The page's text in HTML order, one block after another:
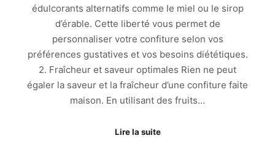
édulcorants alternatifs comme le miel ou le sirop
d’érable. Cette liberté vous permet de
personnaliser votre confiture selon vos
préférences gustatives et vos besoins diététiques.
2. Fraîcheur et saveur optimales Rien ne peut
égaler la saveur et la fraîcheur d’une confiture faite
maison. En utilisant des fruits…
Lire la suite